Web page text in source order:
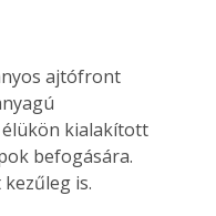
ajtófront
élükön kialakított
befogására.
is.